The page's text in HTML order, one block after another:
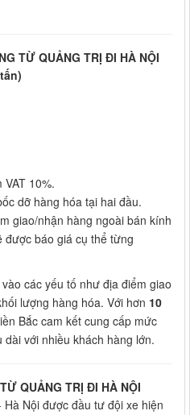
TỪ QUẢNG TRỊ ĐI HÀ NỘI
10%.
dỡ hàng hóa tại hai đầu.
giao/nhận hàng ngoài bán kính
được báo giá cụ thể từng
các yếu tố như địa điểm giao
lượng hàng hóa. Với hơn 10
Bắc cam kết cung cấp mức
với nhiều khách hàng lớn.
QUẢNG TRỊ ĐI HÀ NỘI
Nội được đầu tư đội xe hiện